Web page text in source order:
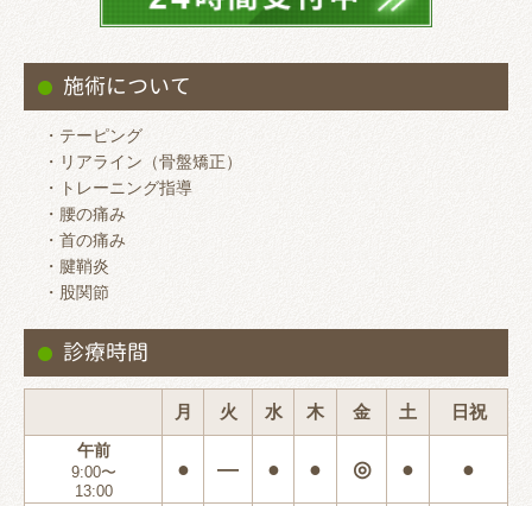
施術について
・テーピング
・リアライン（骨盤矯正）
・トレーニング指導
・腰の痛み
・首の痛み
・腱鞘炎
・股関節
診療時間
月 火 水 木 金 土 日祝
午前
9:00〜
13:00
● ― ● ● ◎ ● ●